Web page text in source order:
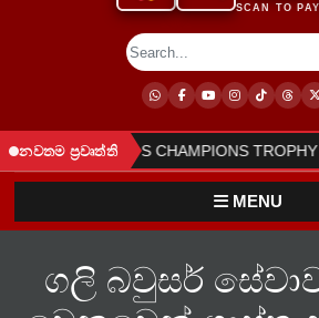
SCAN TO
නවතම ප්‍රවෘත්ති
ලදී. ● TPS CHAMPIONS
MENU
ගලි බවුසර්